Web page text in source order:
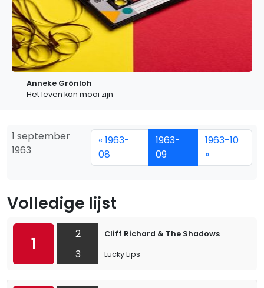
Anneke Grönloh
Het leven kan mooi zijn
1 september
1963
« 1963-
08
1963-
09
1963-10
»
Volledige lijst
1
2
3
Cliff Richard & The Shadows
Lucky Lips